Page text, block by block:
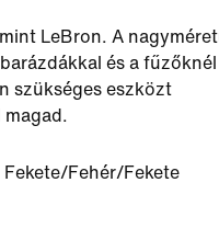
LeBron. A
és a fűzőknél
szükséges eszközt
Fekete/Fehér/Fekete